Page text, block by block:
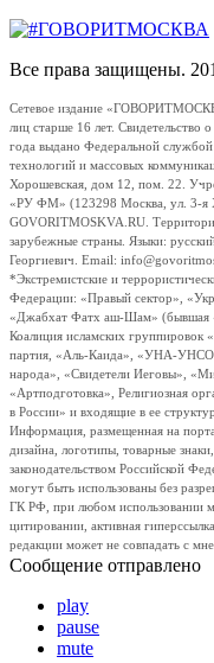
Все права защищены.
Сетевое издание
лиц старше 16 лет.
года выдано Федеральной
технологий и массовых
Хорошевская, дом 12, пом. 22.
«РУ ФМ» (123298 Москва, ул. 3-я
GOVORITMOSKVA.RU.
зарубежные страны. Языки:
Георгиевич. Email:
*Экстремистские и
Федерации: «Правый сектор»,
«Джабхат Фатх аш-Шам» (бывшая
Коалиция исламских
партия, «Аль-Каида», «УНА-
народа», «Свидетели Иеговы»,
«Артподготовка», Религиозная
в России» и входящие в ее
Информация, размещенная на
дизайна, логотипы, товарные
законодательством Российской
могут быть использованы без
ГК РФ, при любом использовании
цитировании, активная
редакции может не совпадать с
Сообщение отправлено
play
pause
mute